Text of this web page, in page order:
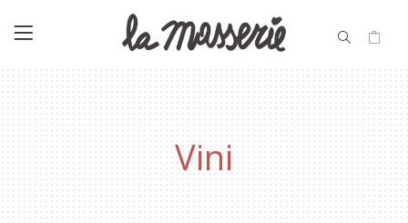
Vini